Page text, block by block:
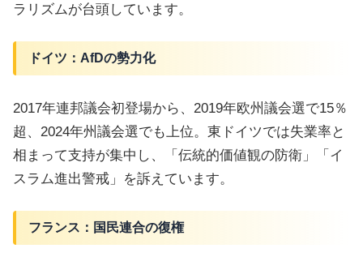
ラリズムが台頭しています。
ドイツ：AfDの勢力化
2017年連邦議会初登場から、2019年欧州議会選で15％
超、2024年州議会選でも上位。東ドイツでは失業率と
相まって支持が集中し、「伝統的価値観の防衛」「イ
スラム進出警戒」を訴えています。
フランス：国民連合の復権